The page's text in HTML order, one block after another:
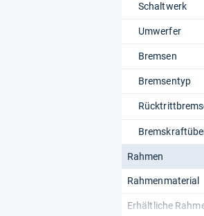
Schaltwerk
Umwerfer
Bremsen
Bremsentyp
Rahmen
Rahmenmaterial
Erhältliche